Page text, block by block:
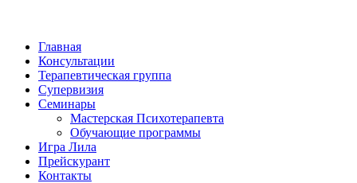
Главная
Консультации
Терапевтическая группа
Супервизия
Семинары
Мастерская Психотерапевта
Обучающие программы
Игра Лила
Прейскурант
Контакты